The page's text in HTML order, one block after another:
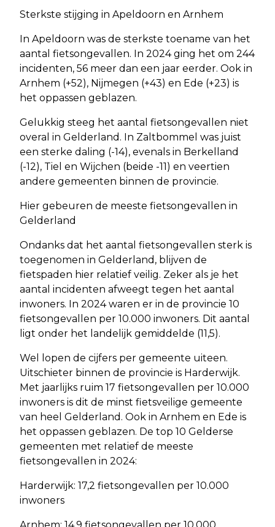
Sterkste stijging in Apeldoorn en Arnhem
In Apeldoorn was de sterkste toename van het
aantal fietsongevallen. In 2024 ging het om 244
incidenten, 56 meer dan een jaar eerder. Ook in
Arnhem (+52), Nijmegen (+43) en Ede (+23) is
het oppassen geblazen.
Gelukkig steeg het aantal fietsongevallen niet
overal in Gelderland. In Zaltbommel was juist
een sterke daling (-14), evenals in Berkelland
(-12), Tiel en Wijchen (beide -11) en veertien
andere gemeenten binnen de provincie.
Hier gebeuren de meeste fietsongevallen in
Gelderland
Ondanks dat het aantal fietsongevallen sterk is
toegenomen in Gelderland, blijven de
fietspaden hier relatief veilig. Zeker als je het
aantal incidenten afweegt tegen het aantal
inwoners. In 2024 waren er in de provincie 10
fietsongevallen per 10.000 inwoners. Dit aantal
ligt onder het landelijk gemiddelde (11,5).
Wel lopen de cijfers per gemeente uiteen.
Uitschieter binnen de provincie is Harderwijk.
Met jaarlijks ruim 17 fietsongevallen per 10.000
inwoners is dit de minst fietsveilige gemeente
van heel Gelderland. Ook in Arnhem en Ede is
het oppassen geblazen. De top 10 Gelderse
gemeenten met relatief de meeste
fietsongevallen in 2024:
Harderwijk: 17,2 fietsongevallen per 10.000
inwoners
Arnhem: 14,9 fietsongevallen per 10.000